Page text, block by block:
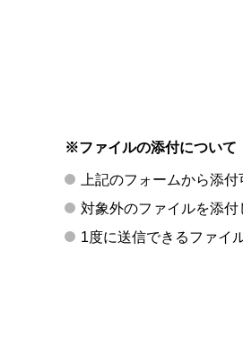
※ファイルの添付について
上記のフォームから添
対象外のファイルを添
1度に送信できるファイ